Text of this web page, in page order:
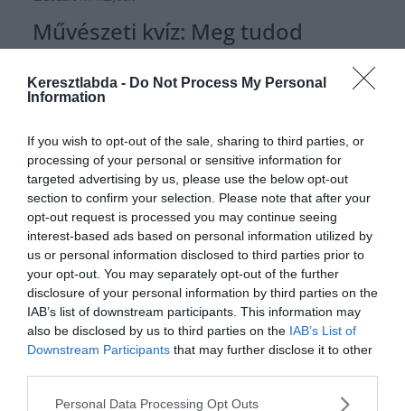
Keresztlabda - Do Not Process My Personal
Information
If you wish to opt-out of the sale, sharing to third parties, or
processing of your personal or sensitive information for
targeted advertising by us, please use the below opt-out
section to confirm your selection. Please note that after your
opt-out request is processed you may continue seeing
interest-based ads based on personal information utilized by
us or personal information disclosed to third parties prior to
your opt-out. You may separately opt-out of the further
disclosure of your personal information by third parties on the
IAB’s list of downstream participants. This information may
also be disclosed by us to third parties on the IAB’s List of
Downstream Participants that may further disclose it to other
Personal Data Processing Opt Outs
Művészeti kvíz: Meg tudod
mondani hol találhatóak a világ
leghíresebb múzeumai?
leghíresebb múzeumairól. Tudod melyik városban van a Louvre,
vagy mely
Read More